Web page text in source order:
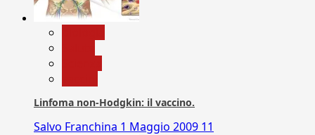
Linfoma non-Hodgkin: il vaccino.
Salvo Franchina 1 Maggio 2009 11